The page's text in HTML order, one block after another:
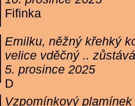
Fifinka
Emilku, něžný křehký
velice vděčný ..
5. prosince 2025
D
Vzpomínkový